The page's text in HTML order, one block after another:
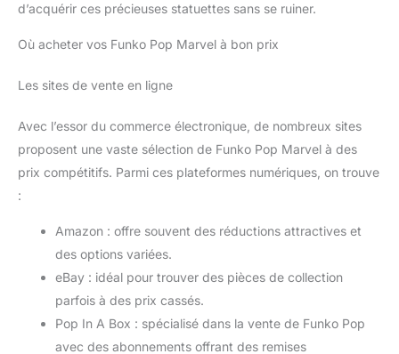
d’acquérir ces précieuses statuettes sans se ruiner.
Où acheter vos Funko Pop Marvel à bon prix
Les sites de vente en ligne
Avec l’essor du commerce électronique, de nombreux sites
proposent une vaste sélection de Funko Pop Marvel à des
prix compétitifs. Parmi ces plateformes numériques, on trouve
:
Amazon : offre souvent des réductions attractives et
des options variées.
eBay : idéal pour trouver des pièces de collection
parfois à des prix cassés.
Pop In A Box : spécialisé dans la vente de Funko Pop
avec des abonnements offrant des remises